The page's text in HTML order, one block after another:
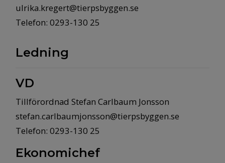
ulrika.kregert@tierpsbyggen.se
Telefon: 0293-130 25
Ledning
VD
Tillförordnad Stefan Carlbaum Jonsson
stefan.carlbaumjonsson@tierpsbyggen.se
Telefon: 0293-130 25
Ekonomichef